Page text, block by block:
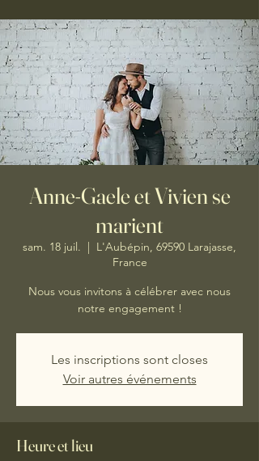
Anne-Gaele et Vivien se
marient
sam. 18 juil.
  |
L'Aubépin, 69590 Larajasse,
France
Nous vous invitons à célébrer avec nous
notre engagement !
Les inscriptions sont closes
Voir autres événements
Heure et lieu